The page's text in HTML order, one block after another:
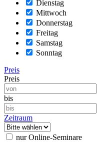
Dienstag
Mittwoch
Donnerstag
Freitag
Samstag
Sonntag
Preis
Preis
bis
Zeitraum
nur Online-Seminare